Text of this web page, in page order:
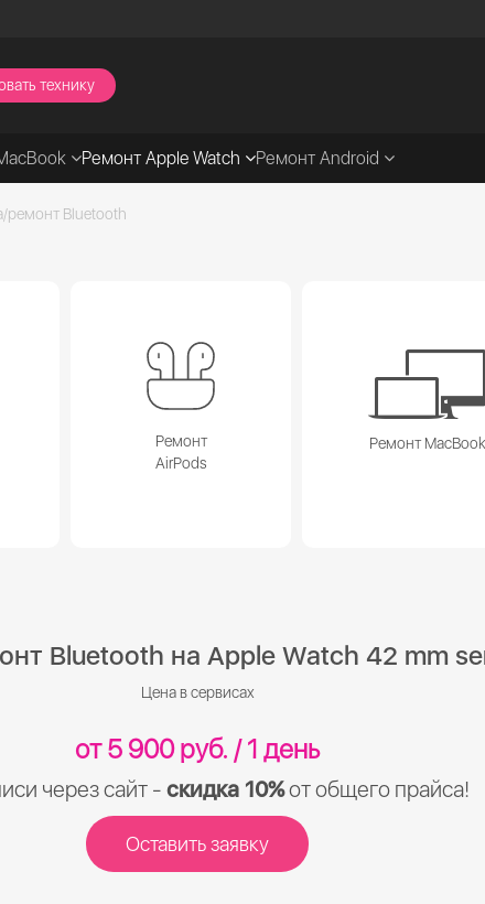
технику
Ремонт Apple Watch Ремонт Android
ремонт Bluetooth
Ремонт
AirPods
Ремонт MacBook
Bluetooth на Apple Watch 42 mm
Цена в сервисах
от 5 900 руб. / 1 день
через сайт - скидка 10%от общего прайса!
Оставить заявку